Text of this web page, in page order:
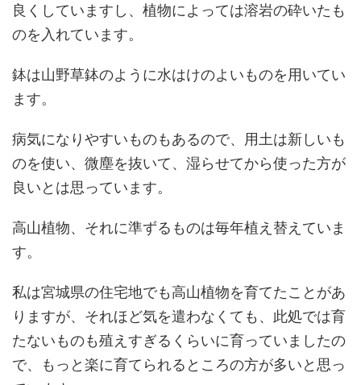
良くしていますし、植物によっては溶岩の砕いたも
のを入れています。
鉢は山野草鉢のように水はけのよいものを用いてい
ます。
病気になりやすいものもあるので、用土は新しいも
のを使い、微塵を抜いて、湿らせてから使った方が
良いとは思っています。
高山植物、それに準ずるものは毎年植え替えていま
す。
私は宮城県の住宅地でも高山植物を育てたことがあ
りますが、それほど気を遣わなくても、此処では育
たないものも殖えすぎるくらいに育っていましたの
で、もっと楽に育てられるところの方が多いと思っ